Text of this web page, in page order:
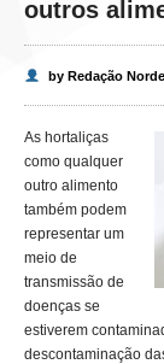
outros
by Redação
As hortaliças
como qualquer
outro alimento
também podem
representar um
meio de
transmissão de
doenças se
estiverem
descontaminação